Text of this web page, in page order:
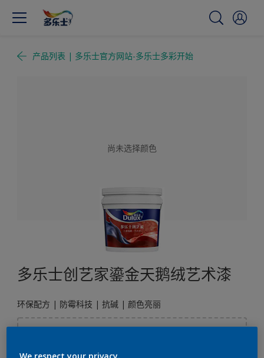
产品列表 | 多乐士官方网站-多乐士多彩开始
尚未选择颜色
多乐士创艺家鎏金天鹅绒艺术漆
环保配方 | 防霉科技 | 抗碱 | 颜色亮丽